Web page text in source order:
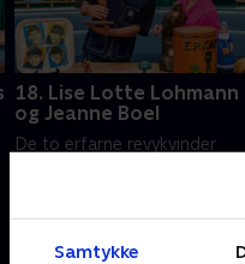
Samtykke
18. Lise Lotte Lohmann
og Jeanne Boel
De to erfarne revykvinder
antikviteter.
4. marts 2025 • 29 min